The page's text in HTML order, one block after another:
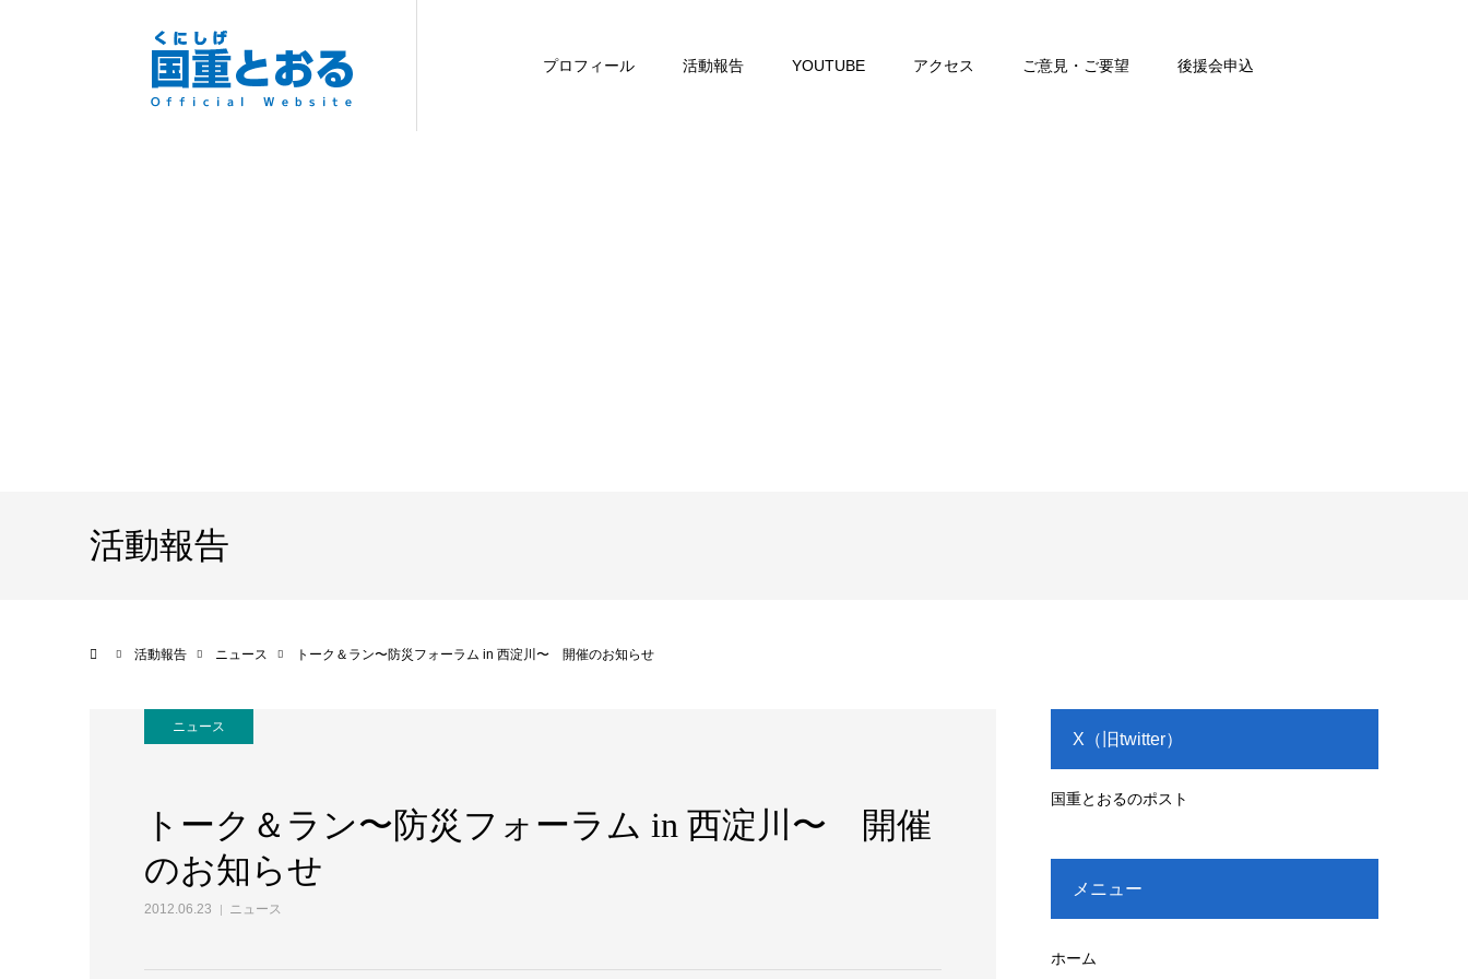
プロフィール 活動報告 YOUTUBE アクセス ご意見・ご要望 後援会申込
活動報告
活動報告 ニュース トーク＆ラン〜防災フォーラム in 西淀川〜 開催のお知らせ
ニュース
トーク＆ラン〜防災フォーラム in 西淀川〜 開催
のお知らせ
2012.06.23 ニュース
X（旧twitter）
国重とおるのポスト
メニュー
ホーム